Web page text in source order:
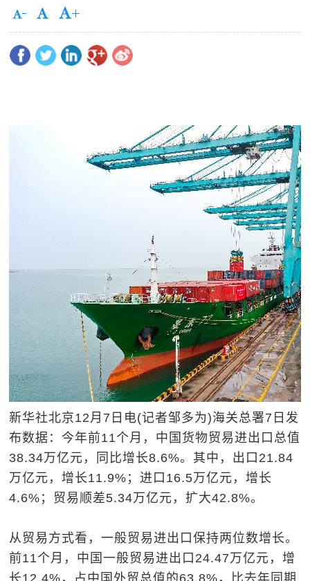
新华社北京12月7日电(记者邹多为)海关总署7日发
布数据：今年前11个月，中国货物贸易进出口总值
38.34万亿元，同比增长8.6%。其中，出口21.84
万亿元，增长11.9%；进口16.5万亿元，增长
4.6%；贸易顺差5.34万亿元，扩大42.8%。
从贸易方式看，一般贸易进出口保持两位数增长。
前11个月，中国一般贸易进出口24.47万亿元，增
长12.4%，占中国外贸总值的63.8%，比去年同期